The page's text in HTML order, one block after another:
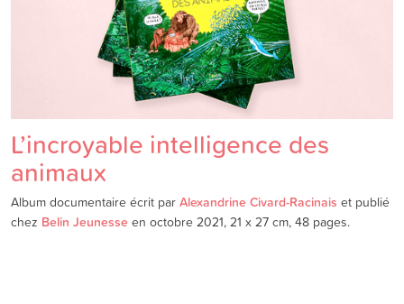
L’incroyable intelligence des
animaux
Album documentaire écrit par Alexandrine Civard-Racinais et publié
chez Belin Jeunesse en octobre 2021, 21 x 27 cm, 48 pages.